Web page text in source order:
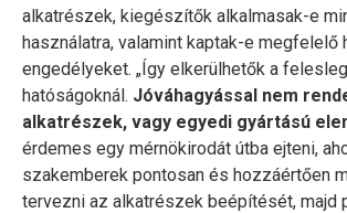
alkatrészek, kiegészítők alkalmasak-e
használatra, valamint kaptak-e megfelelő
engedélyeket. „Így elkerülhetők a
hatóságoknál. Jóváhagyással nem
alkatrészek, vagy egyedi gyártású
érdemes egy mérnökirodát útba ejteni,
szakemberek pontosan és hozzáértően
tervezni az alkatrészek beépítését, majd